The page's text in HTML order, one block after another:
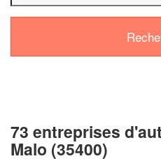
73 entreprises
Malo (35400)